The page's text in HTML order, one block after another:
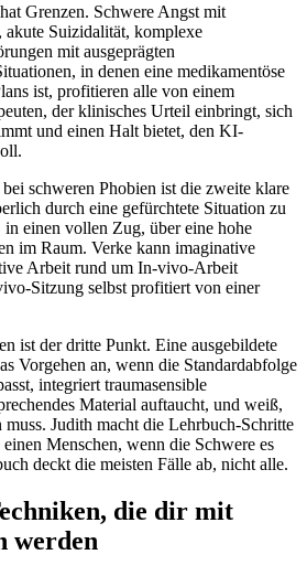
Grenzen. Schwere Angst mit
akute Suizidalität, komplexe
mit ausgeprägten
in denen eine medikamentöse
ist, profitieren alle von einem
der klinisches Urteil einbringt, sich
und einen Halt bietet, den KI-
schweren Phobien ist die zweite klare
durch eine gefürchtete Situation zu
einen vollen Zug, über eine hohe
im Raum. Verke kann imaginative
Arbeit rund um In-vivo-Arbeit
Sitzung selbst profitiert von einer
ist der dritte Punkt. Eine ausgebildete
Vorgehen an, wenn die Standardabfolge
integriert traumasensible
Material auftaucht, und weiß,
Judith macht die Lehrbuch-Schritte
Menschen, wenn die Schwere es
deckt die meisten Fälle ab, nicht alle.
die dir mit
werden